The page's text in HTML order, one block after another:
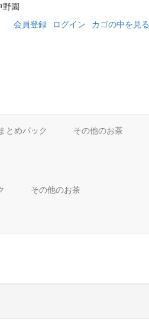
野園
会員登録 ログイン カゴの中を見る
とめパック その他のお茶
その他のお茶